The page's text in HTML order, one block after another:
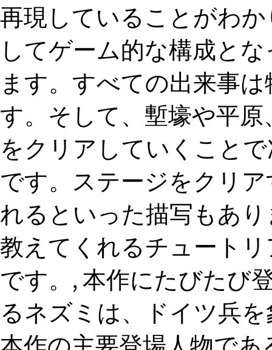
再現していることがわ
してゲーム的な構成と
ます。すべての出来事
す。そして、塹壕や平
をクリアしていくこと
です。ステージをクリ
れるといった描写もあ
教えてくれるチュート
です。, 本作にたびたび
るネズミは、ドイツ兵